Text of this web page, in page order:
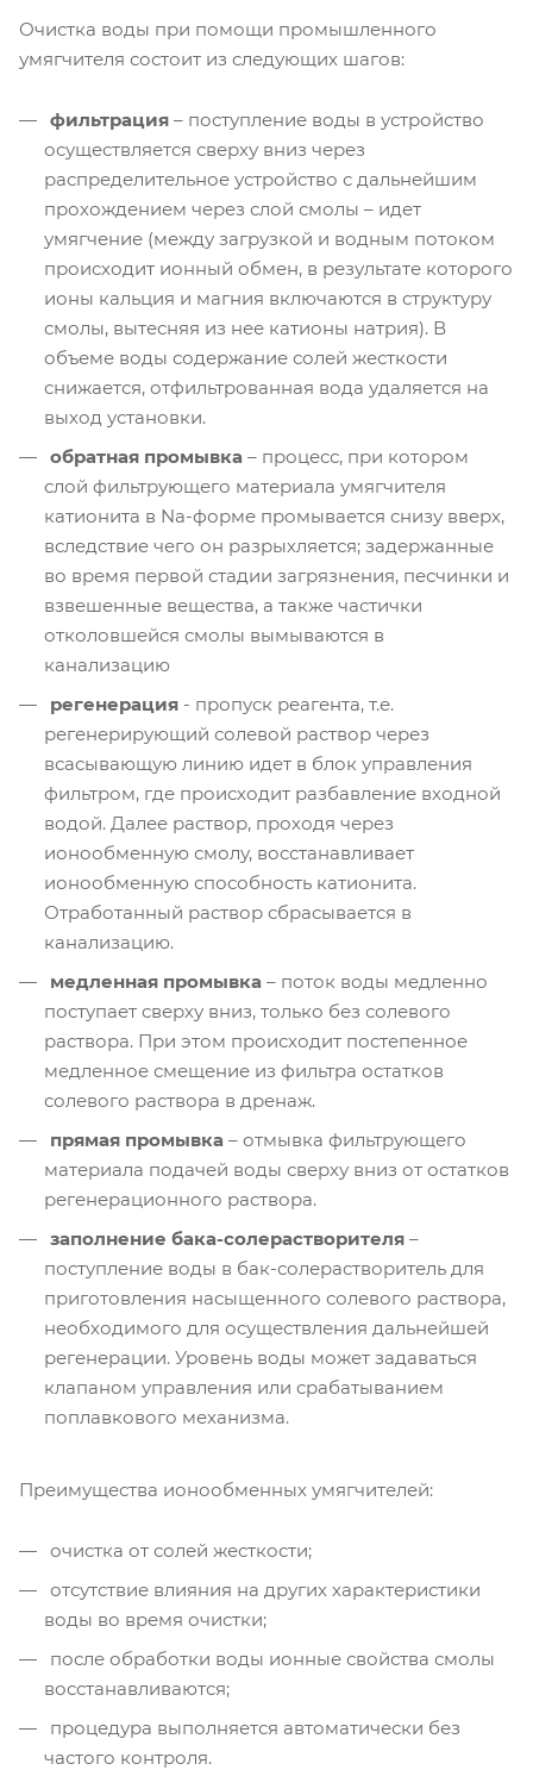
Очистка воды при помощи промышленного
умягчителя состоит из следующих шагов:
фильтрация – поступление воды в устройство
осуществляется сверху вниз через
распределительное устройство с дальнейшим
прохождением через слой смолы – идет
умягчение (между загрузкой и водным потоком
происходит ионный обмен, в результате которого
ионы кальция и магния включаются в структуру
смолы, вытесняя из нее катионы натрия). В
объеме воды содержание солей жесткости
снижается, отфильтрованная вода удаляется на
выход установки.
обратная промывка – процесс, при котором
слой фильтрующего материала умягчителя
катионита в Na-форме промывается снизу вверх,
вследствие чего он разрыхляется; задержанные
во время первой стадии загрязнения, песчинки и
взвешенные вещества, а также частички
отколовшейся смолы вымываются в
канализацию
регенерация - пропуск реагента, т.е.
регенерирующий солевой раствор через
всасывающую линию идет в блок управления
фильтром, где происходит разбавление входной
водой. Далее раствор, проходя через
ионообменную смолу, восстанавливает
ионообменную способность катионита.
Отработанный раствор сбрасывается в
канализацию.
медленная промывка – поток воды медленно
поступает сверху вниз, только без солевого
раствора. При этом происходит постепенное
медленное смещение из фильтра остатков
солевого раствора в дренаж.
прямая промывка – отмывка фильтрующего
материала подачей воды сверху вниз от остатков
регенерационного раствора.
заполнение бака-солерастворителя –
поступление воды в бак-солерастворитель для
приготовления насыщенного солевого раствора,
необходимого для осуществления дальнейшей
регенерации. Уровень воды может задаваться
клапаном управления или срабатыванием
поплавкового механизма.
Преимущества ионообменных умягчителей:
очистка от солей жесткости;
отсутствие влияния на других характеристики
воды во время очистки;
после обработки воды ионные свойства смолы
восстанавливаются;
процедура выполняется автоматически без
частого контроля.